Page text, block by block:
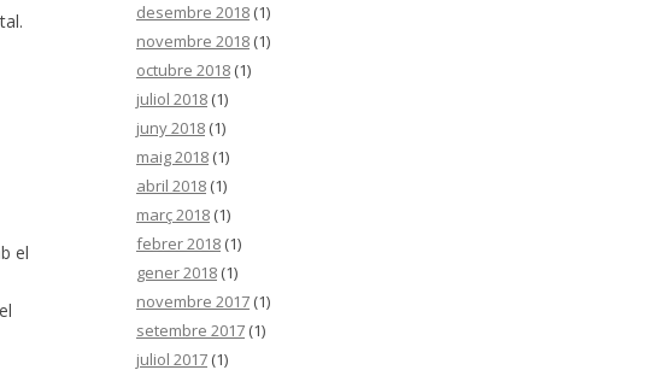
el
desembre 2018 (1)
novembre 2018 (1)
octubre 2018 (1)
juliol 2018 (1)
juny 2018 (1)
maig 2018 (1)
abril 2018 (1)
març 2018 (1)
febrer 2018 (1)
gener 2018 (1)
novembre 2017 (1)
setembre 2017 (1)
juliol 2017 (1)